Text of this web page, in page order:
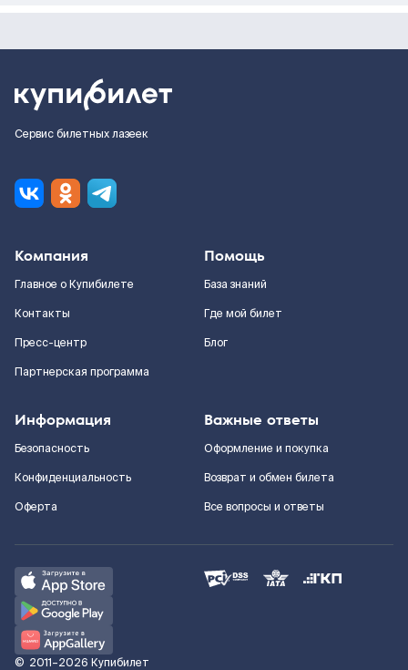
Сервис билетных лазеек
Компания
Главное о Купибилете
Контакты
Пресс-центр
Партнерская программа
Помощь
База знаний
Где мой билет
Блог
Информация
Безопасность
Конфиденциальность
Оферта
Важные ответы
Оформление и покупка
Возврат и обмен билета
Все вопросы и ответы
© 2011–2026 Купибилет